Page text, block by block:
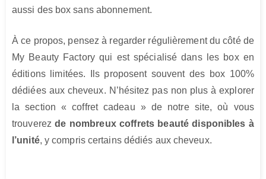
aussi des box sans abonnement.
À ce propos, pensez à regarder régulièrement du côté de
My Beauty Factory qui est spécialisé dans les box en
éditions limitées. Ils proposent souvent des box 100%
dédiées aux cheveux. N’hésitez pas non plus à explorer
la section « coffret cadeau » de notre site, où vous
trouverezde nombreux coffrets beauté disponibles à
l’unité, y compris certains dédiés aux cheveux.